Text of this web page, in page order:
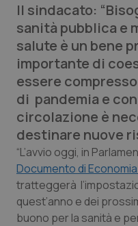
Lettere al direttore
Edizioni Regionali
QS Pro
Professionisti
Abruzzo
Basilicata
QS Pro Gold
Artrite & artrosi
QS Club Newsletter
Il sindacato:
sanità pubblica e
salute è un bene
importante di
essere
di pandemia e
circolazione è
destinare nuove
“L’avvio oggi, in
Documento di
tratteggerà
quest’anno e dei
buono per la sanità e